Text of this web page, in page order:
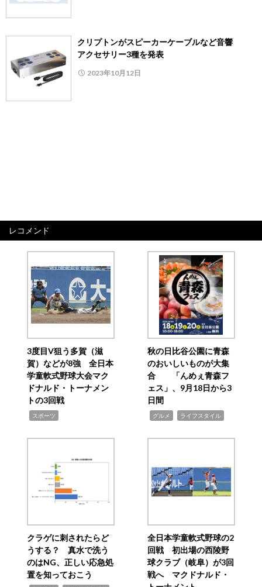
クリプトンがスピーカーケーブルなど音響
アクセサリー3種を発表
2023年10月12日
レコメンド
3度目V狙う多賀（滋
賀）などが8強 全日本
学童軟式野球大会マク
ドナルド・トーナメン
トの3回戦
スポーツ
秋の日比谷公園に青森
のおいしいものが大集
合 「んめぇ青森フ
ェス」、9月18日から3
日間
グルメ ライフスタイル
クラゲに刺されたらど
うする？ 真水で洗う
のはNG、正しい応急処
置を知っておこう
全日本学童軟式野球の2
回戦 初出場の西陵野
球クラブ（岐阜）が3回
戦へ マクドナルド・